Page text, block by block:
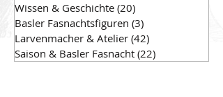
Wissen & Geschichte (20)
Basler Fasnachtsfiguren (3)
Larvenmacher & Atelier (42)
Saison & Basler Fasnacht (22)